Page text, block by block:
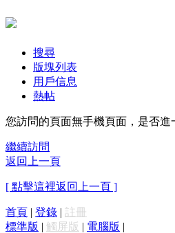
搜尋
版塊列表
用戶信息
熱帖
您訪問的頁面無手機頁面，是否進
繼續訪問
返回上一頁
[ 點擊這裡返回上一頁 ]
首頁 | 登錄 | 註冊
標準版 | 觸屏版 | 電腦版 |